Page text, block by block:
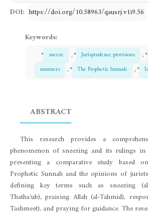
DOI: https://doi.org/10.58963/qausrj.v1i9.56
Keywords:
* sneeze , * Jurisprudence provisions , *
manners
, * The Prophetic Sunnah , *
ABSTRACT
This research provides a
phenomenon of sneezing and its rulings in
presenting a comparative study based
Prophetic Sunnah and the opinions of
defining key terms such as sneezing
Thatha'ub), praising Allah (al-Tahmid),
Tashmeet), and praying for guidance. The